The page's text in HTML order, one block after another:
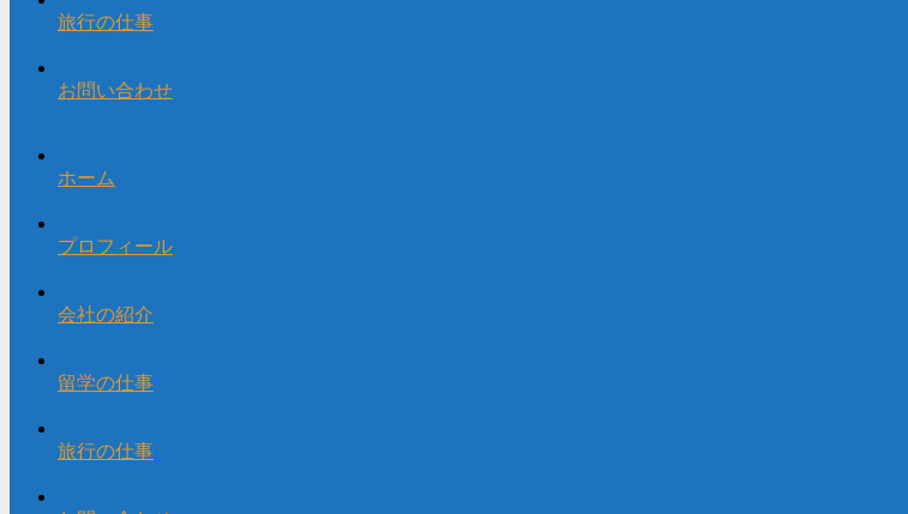
旅行の仕事
お問い合わせ
ホーム
プロフィール
会社の紹介
留学の仕事
旅行の仕事